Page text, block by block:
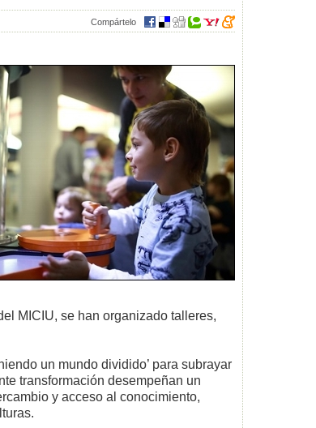
Compártelo
MICIU, se han organizado talleres,
un mundo dividido’ para subrayar
transformación desempeñan un
y acceso al conocimiento,